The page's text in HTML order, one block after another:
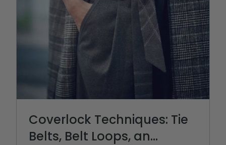
Coverlock Techniques: Tie
Belts, Belt Loops, an...